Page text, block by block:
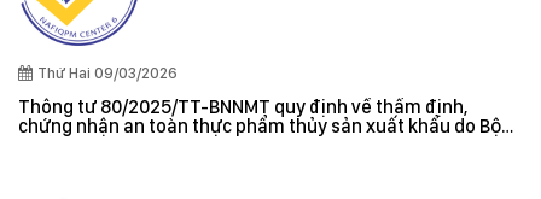
Thứ Hai 09/03/2026
Thông tư 80/2025/TT-BNNMT quy định về thẩm định,
chứng nhận an toàn thực phẩm thủy sản xuất khẩu do Bộ